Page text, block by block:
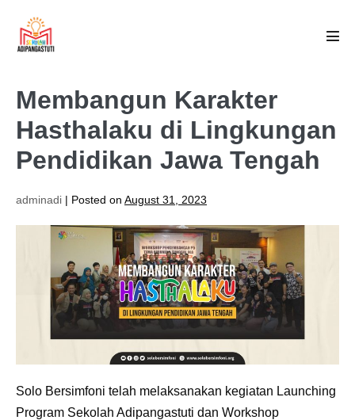
content
Membangun Karakter
Hasthalaku di Lingkungan
Pendidikan Jawa Tengah
adminadi | Posted on August 31, 2023
Solo Bersimfoni telah melaksanakan kegiatan Launching
Program Sekolah Adipangastuti dan Workshop